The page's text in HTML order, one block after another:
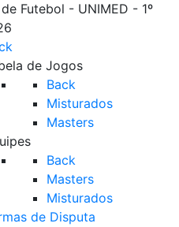
Futebol - UNIMED - 1º
de Jogos
Back
Misturados
Masters
Back
Masters
Misturados
de Disputa